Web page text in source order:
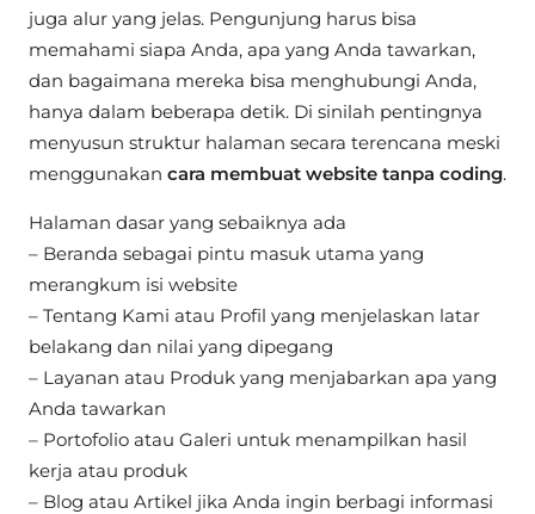
juga alur yang jelas. Pengunjung harus bisa
memahami siapa Anda, apa yang Anda tawarkan,
dan bagaimana mereka bisa menghubungi Anda,
hanya dalam beberapa detik. Di sinilah pentingnya
menyusun struktur halaman secara terencana meski
menggunakan cara membuat website tanpa coding.
Halaman dasar yang sebaiknya ada
– Beranda sebagai pintu masuk utama yang
merangkum isi website
– Tentang Kami atau Profil yang menjelaskan latar
belakang dan nilai yang dipegang
– Layanan atau Produk yang menjabarkan apa yang
Anda tawarkan
– Portofolio atau Galeri untuk menampilkan hasil
kerja atau produk
– Blog atau Artikel jika Anda ingin berbagi informasi